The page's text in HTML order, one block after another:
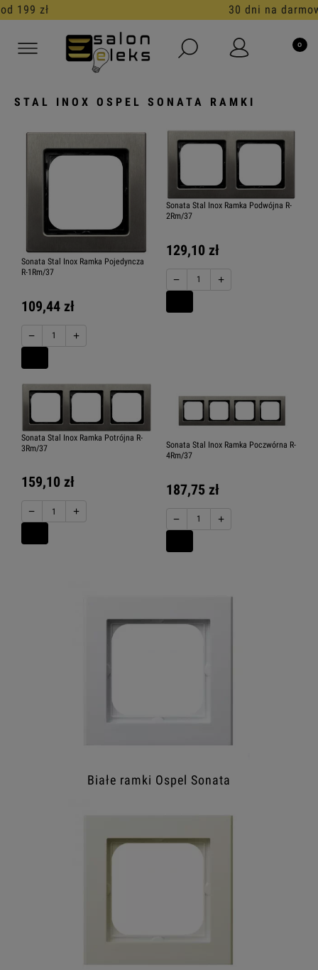
STAL INOX OSPEL SONATA RAMKI
Sonata Stal Inox Ramka Pojedyncza
R-1Rm/37
109,44 zł
− +
Sonata Stal Inox Ramka Podwójna R-
2Rm/37
129,10 zł
− +
Sonata Stal Inox Ramka Potrójna R-
3Rm/37
159,10 zł
− +
Sonata Stal Inox Ramka Poczwórna R-
4Rm/37
187,75 zł
− +
Białe ramki Ospel Sonata